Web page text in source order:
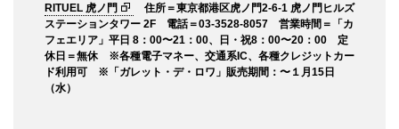
RITUEL 虎ノ門
住所＝東京都港区虎ノ門2-6-1 虎ノ門ヒルズ
ステーションタワー 2F 電話＝03-3528-8057 営業時間＝「カ
フェエリア」平日 8：00〜21：00、日・祝8：00〜20：00 定
休日＝無休 ※各種電子マネー、交通系IC、各種クレジットカー
ド利用可 ※「ガレット・デ・ロワ」販売期間：〜１月15日
（水）